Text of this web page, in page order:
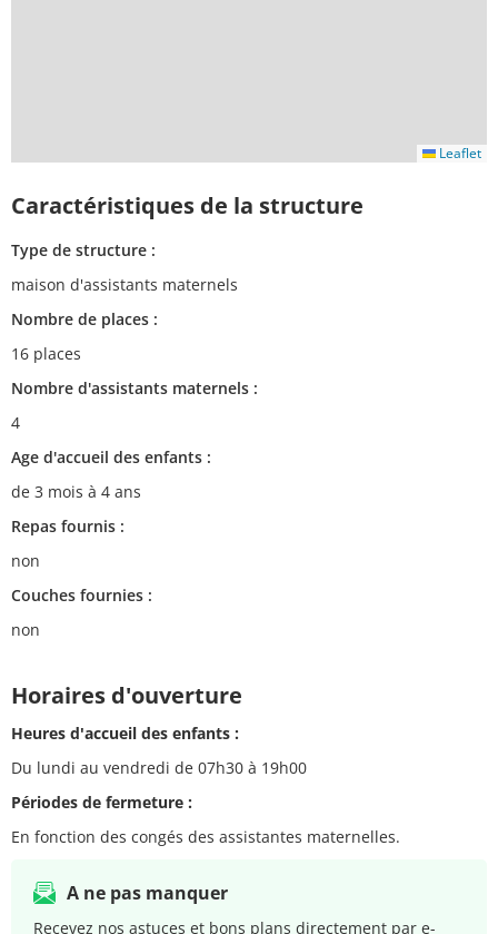
Leaflet
Caractéristiques de la structure
Type de structure :
maison d'assistants maternels
Nombre de places :
16 places
Nombre d'assistants maternels :
4
Age d'accueil des enfants :
de 3 mois à 4 ans
Repas fournis :
non
Couches fournies :
non
Horaires d'ouverture
Heures d'accueil des enfants :
Du lundi au vendredi de 07h30 à 19h00
Périodes de fermeture :
En fonction des congés des assistantes maternelles.
A ne pas manquer
Recevez nos astuces et bons plans directement par e-